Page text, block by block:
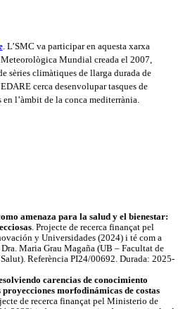
. L’SMC va participar en aquesta xarxa
Mundial creada el 2007,
sèries climàtiques de llarga durada de
cerca desenvolupar tasques de
en l’àmbit de la conca mediterrània.
amenaza para la salud y el bienestar:
. Projecte de recerca finançat pel
y Universidades (2024) i té com a
Maria Grau Magaña (UB – Facultat de
Referència PI24/00692. Durada: 2025-
carencias de conocimiento
morfodinámicas de costas
de recerca finançat pel Ministerio de